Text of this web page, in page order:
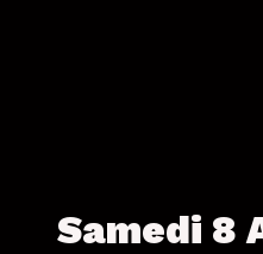
Samedi 8